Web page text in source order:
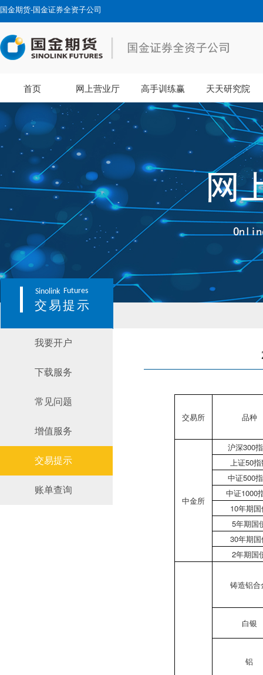
国金期货-国金证券全资子公司
首页 网上营业厅 高手训练赢 天天研究院
Sinolink Futures
交易提示
我要开户
下载服务
常见问题
增值服务
交易提示
账单查询
交易所 品种
中金所
沪深300
上证50
中证500
中证1000
10年期
5年期国
30年期
2年期国
铸造铝合
白银
铝